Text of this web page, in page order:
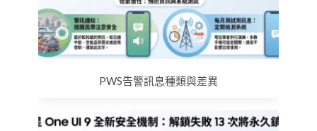
PWS告警訊息種類與差異